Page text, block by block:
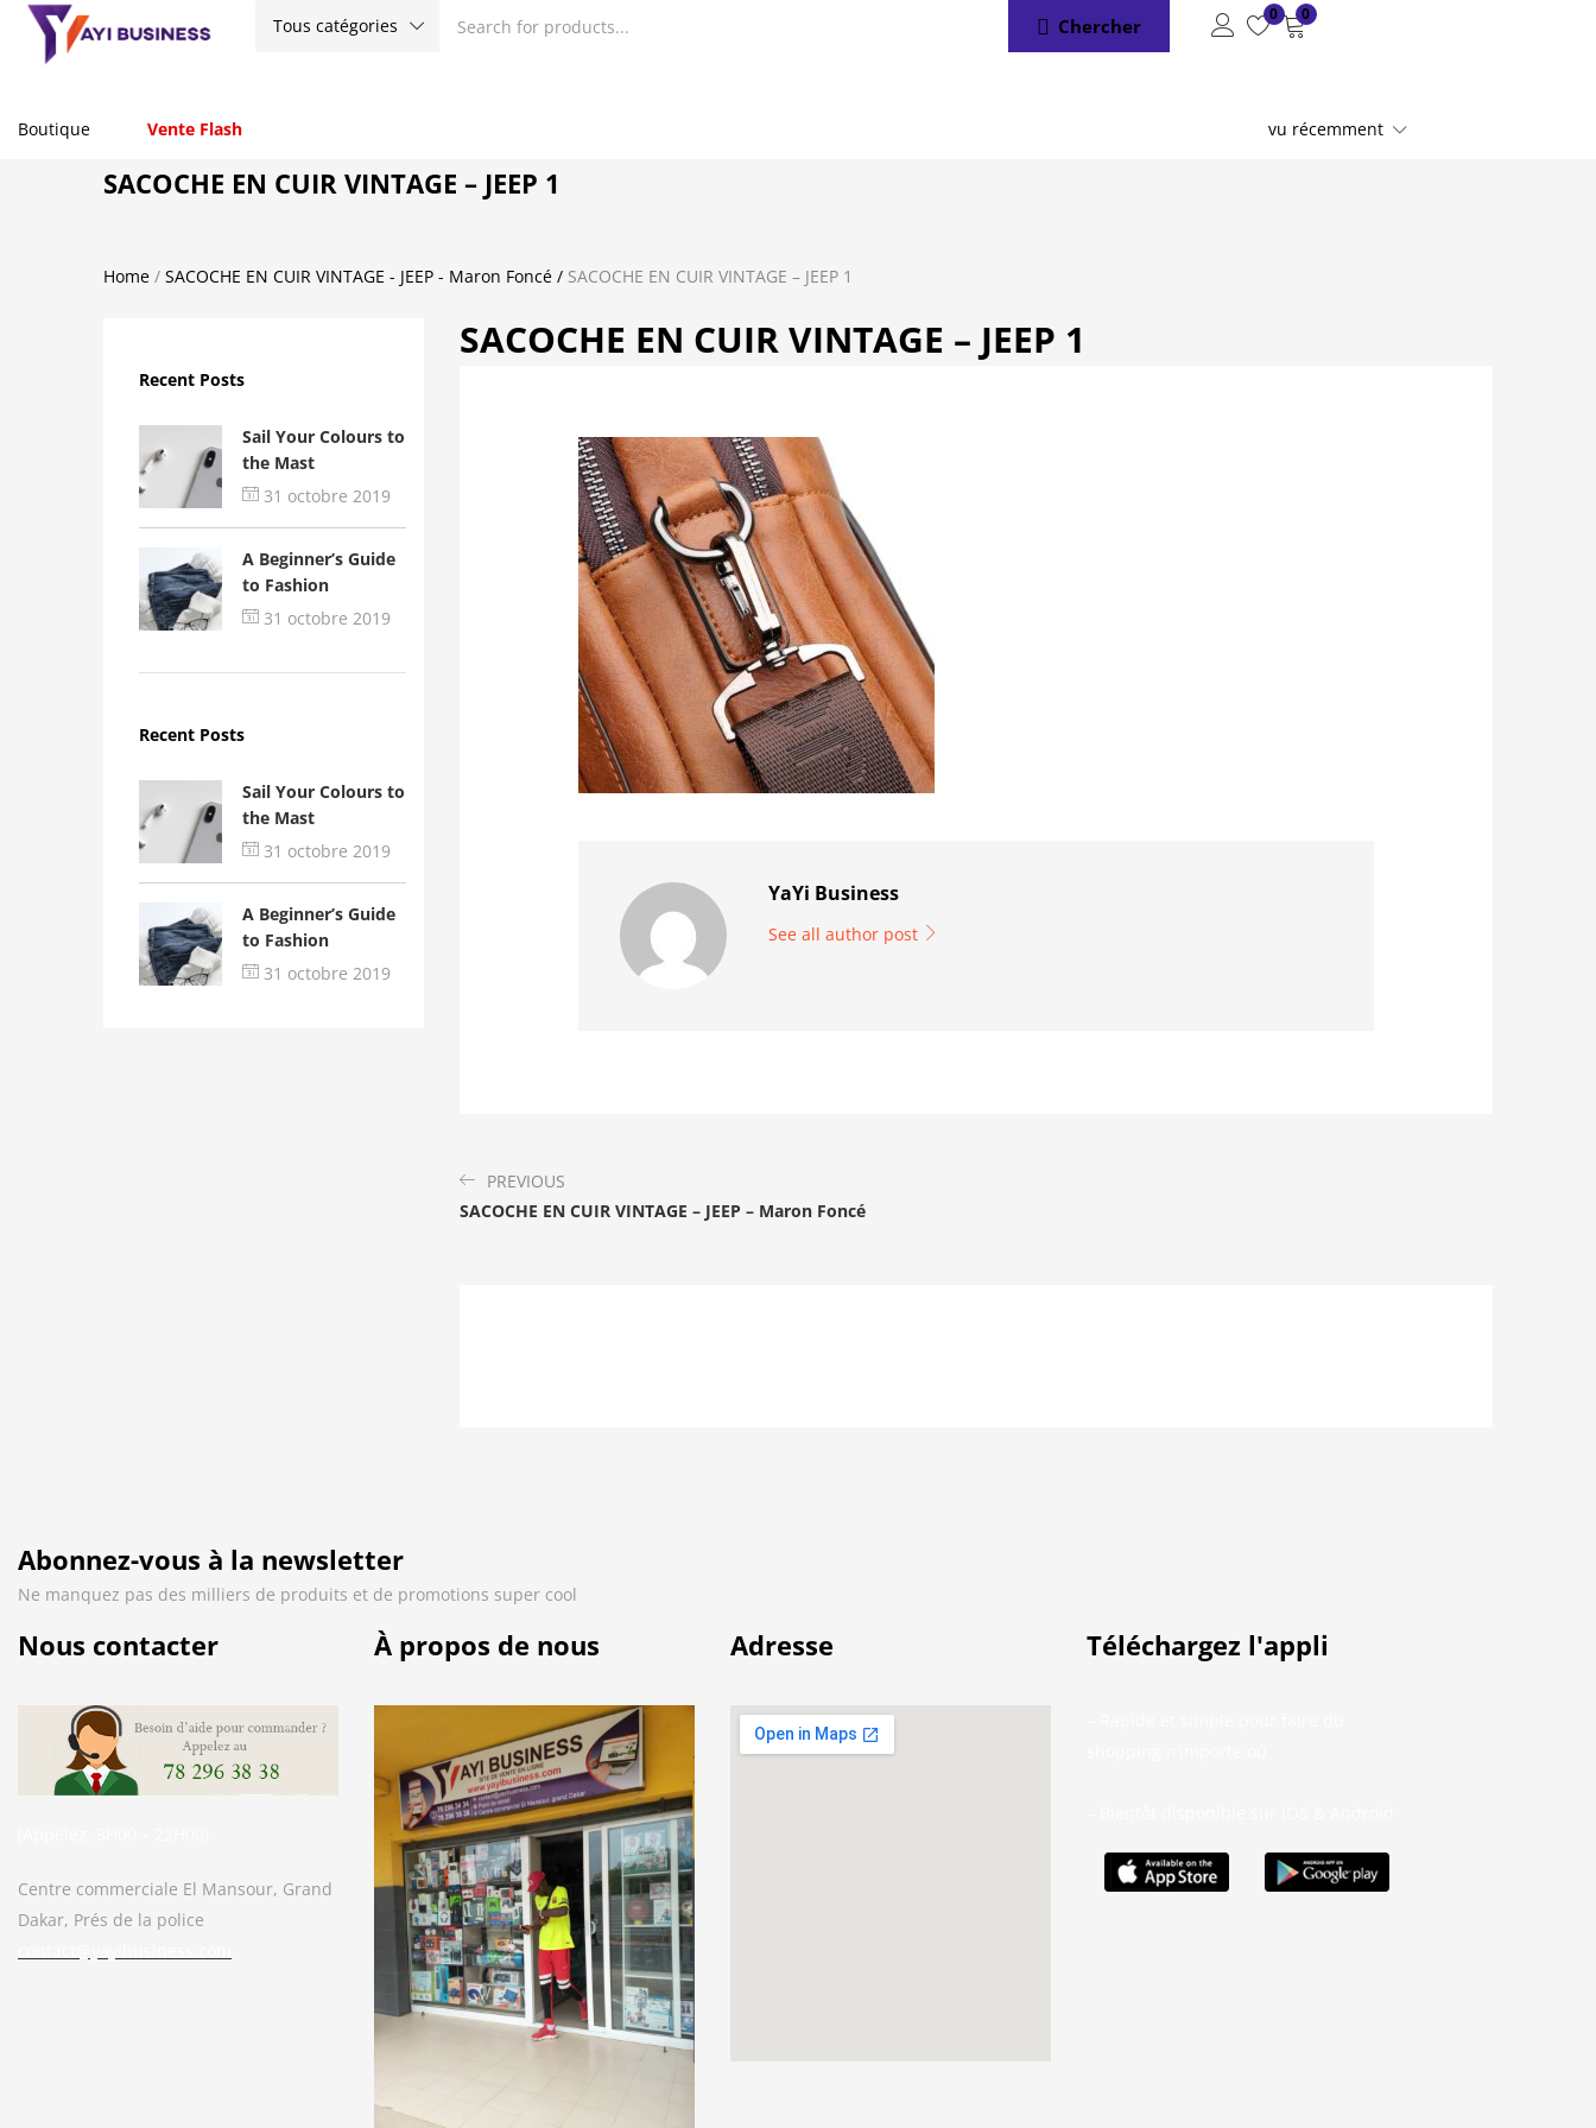
Tous catégories Chercher
0 0
Boutique Vente Flash vu récemment
SACOCHE EN CUIR VINTAGE – JEEP 1
Home / SACOCHE EN CUIR VINTAGE - JEEP - Maron Foncé / SACOCHE EN CUIR VINTAGE – JEEP 1
Recent Posts
Sail Your Colours to
the Mast
31 octobre 2019
A Beginner’s Guide
to Fashion
31 octobre 2019
Recent Posts
Sail Your Colours to
the Mast
31 octobre 2019
A Beginner’s Guide
to Fashion
31 octobre 2019
SACOCHE EN CUIR VINTAGE – JEEP 1
YaYi Business
See all author post
PREVIOUS
SACOCHE EN CUIR VINTAGE – JEEP – Maron Foncé
Abonnez-vous à la newsletter
Ne manquez pas des milliers de produits et de promotions super cool
Nous contacter
Centre commerciale El Mansour, Grand
Dakar, Prés de la police
À propos de nous Adresse Téléchargez l'appli
Bonjour. En quoi puis-je vous aider ?